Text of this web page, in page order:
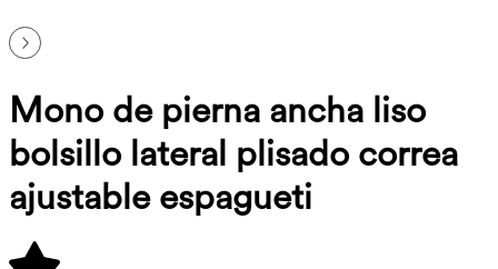
Mono de pierna ancha liso
bolsillo lateral plisado correa
ajustable espagueti